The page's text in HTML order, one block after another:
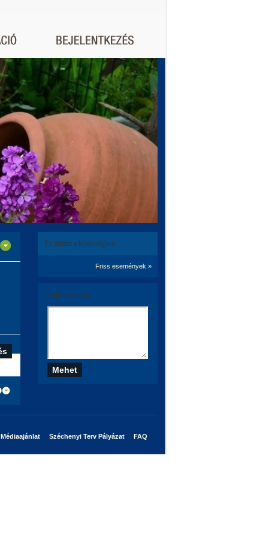
Ez történt a közösségben:
Friss események »
Szólj hozzá te is!
Médiaajánlat Széchenyi Terv Pályázat FAQ